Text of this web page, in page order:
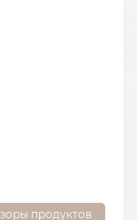
продуктов